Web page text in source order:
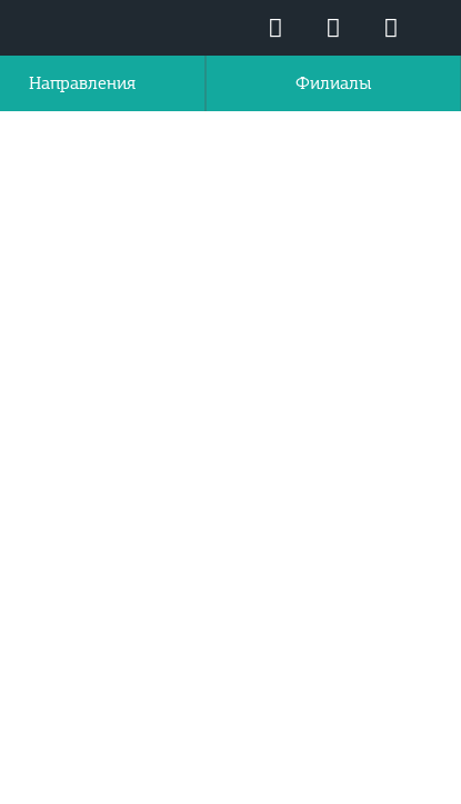
Направления Филиалы